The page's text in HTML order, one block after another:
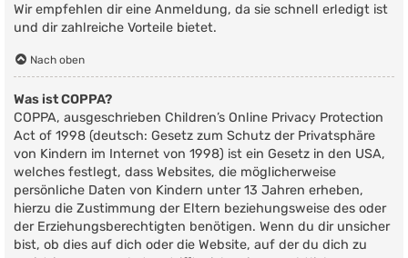
Wir empfehlen dir eine Anmeldung, da sie schnell erledigt ist
und dir zahlreiche Vorteile bietet.
Nach oben
Was ist COPPA?
COPPA, ausgeschrieben Children’s Online Privacy Protection
Act of 1998 (deutsch: Gesetz zum Schutz der Privatsphäre
von Kindern im Internet von 1998) ist ein Gesetz in den USA,
welches festlegt, dass Websites, die möglicherweise
persönliche Daten von Kindern unter 13 Jahren erheben,
hierzu die Zustimmung der Eltern beziehungsweise des oder
der Erziehungsberechtigten benötigen. Wenn du dir unsicher
bist, ob dies auf dich oder die Website, auf der du dich zu